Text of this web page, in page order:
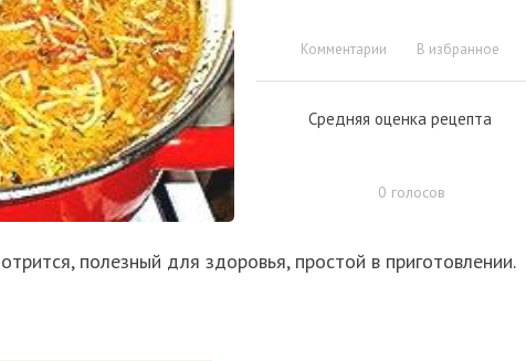
Комментарии В избранное
Средняя оценка рецепта
0 голосов
полезный для здоровья, простой в приготовлении.